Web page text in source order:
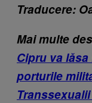
Traducere:
Mai multe
Cipru va
porturile